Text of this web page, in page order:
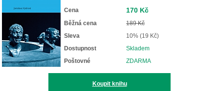
Cena 170 Kč
Běžná cena
189 Kč
Sleva
10% (19 Kč)
Dostupnost
Skladem
Poštovné
ZDARMA
Koupit knihu